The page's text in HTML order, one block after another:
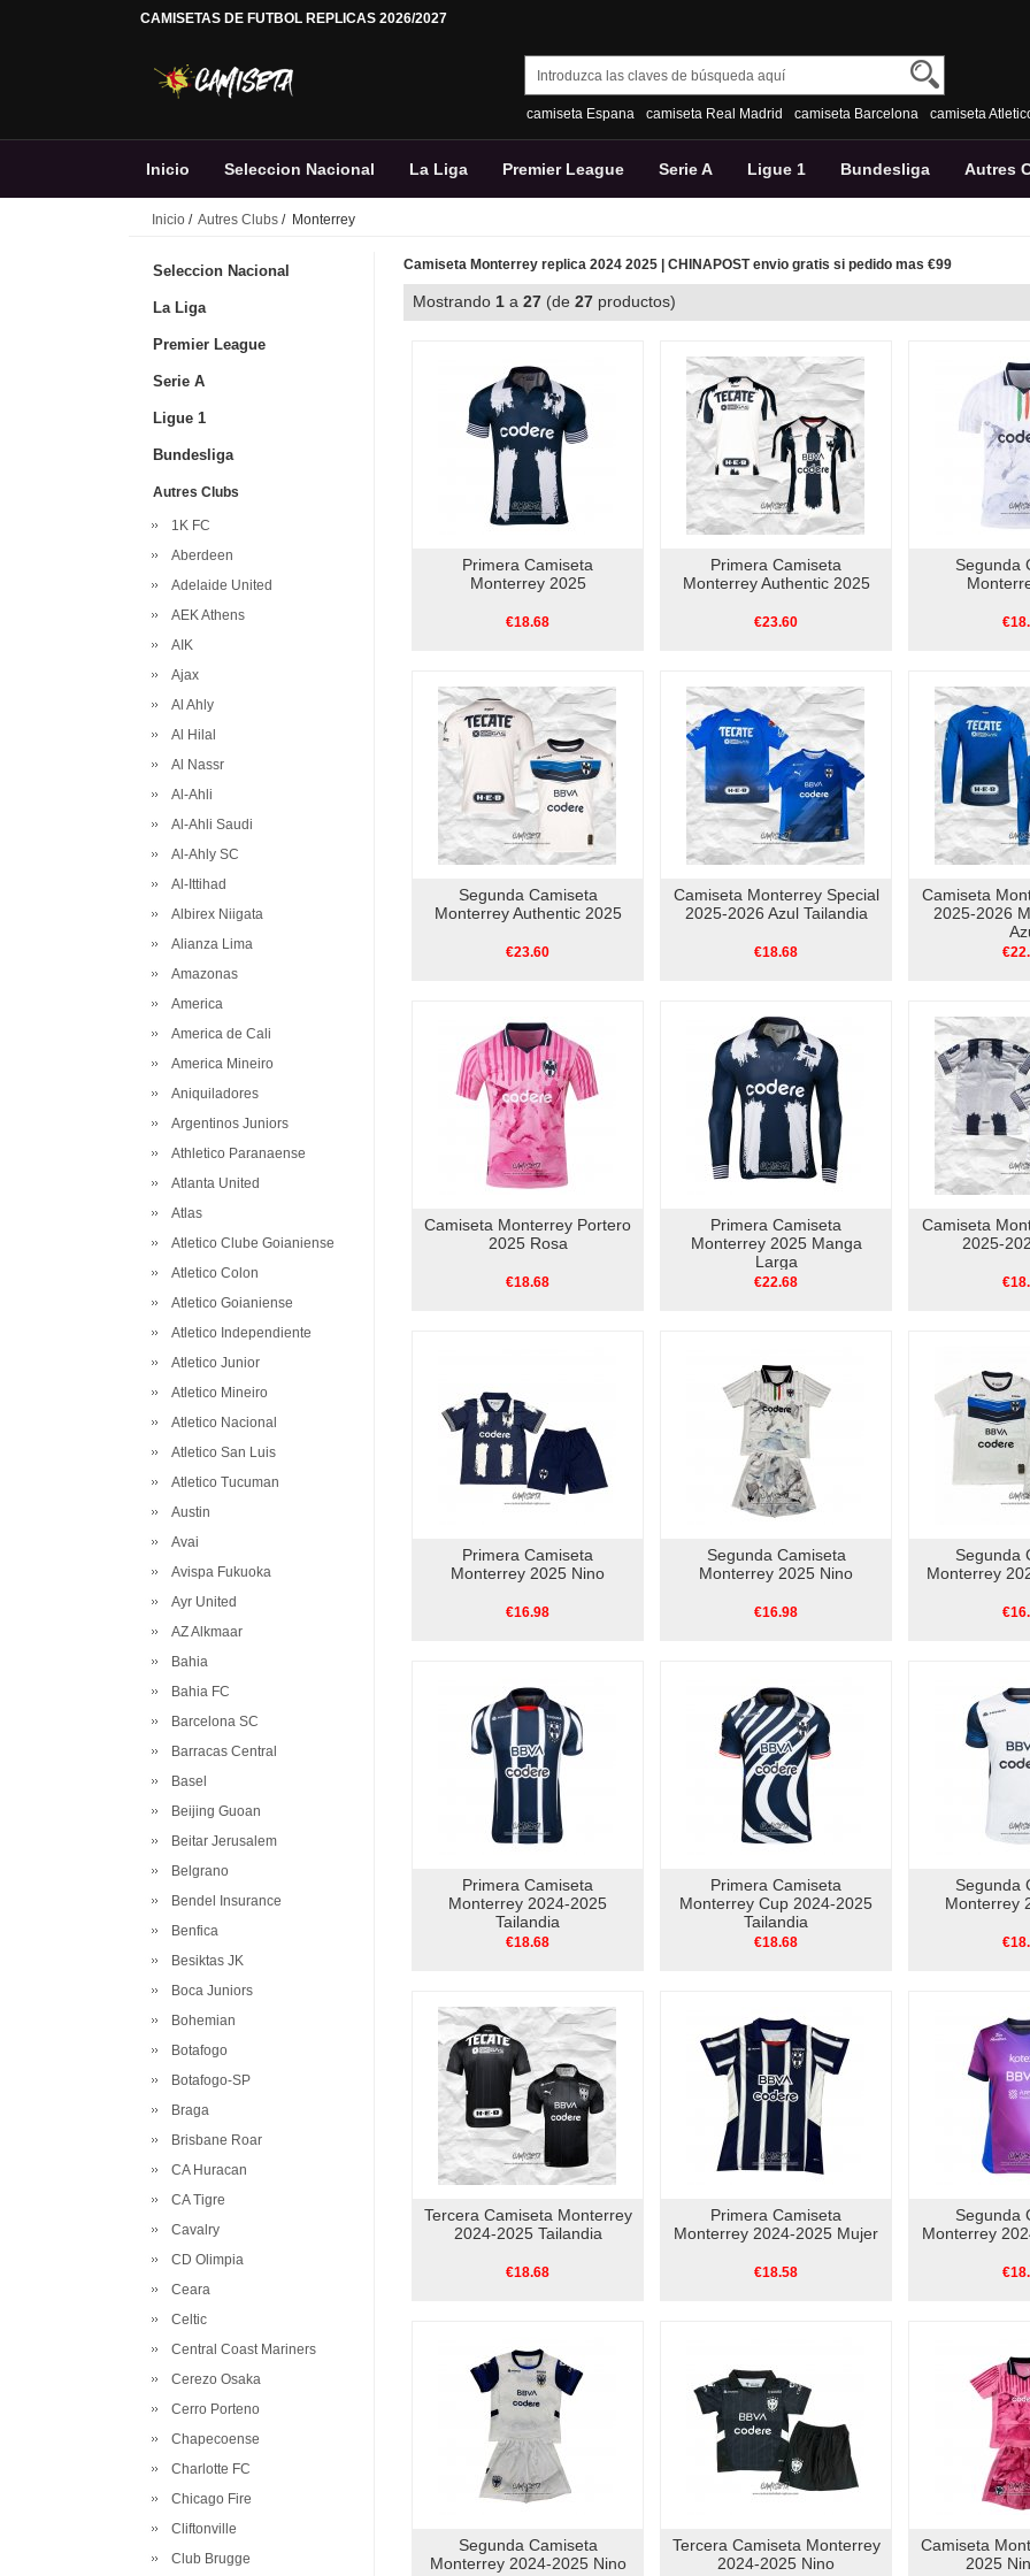
CAMISETAS DE FUTBOL REPLICAS 2026/2027
camiseta Espana camiseta Real Madrid camiseta Barcelona camiseta
Inicio Seleccion Nacional La Liga Premier League Serie A Ligue 1 Bundesliga Autres
Inicio / Autres Clubs / Monterrey
Seleccion Nacional
La Liga
Premier League
Serie A
Ligue 1
Bundesliga
Autres Clubs
1K FC
Aberdeen
Adelaide United
AEK Athens
AIK
Ajax
Al Ahly
Al Hilal
Al Nassr
Al-Ahli
Al-Ahli Saudi
Al-Ahly SC
Al-Ittihad
Albirex Niigata
Alianza Lima
Amazonas
America
America de Cali
America Mineiro
Aniquiladores
Argentinos Juniors
Athletico Paranaense
Atlanta United
Atlas
Atletico Clube Goianiense
Atletico Colon
Atletico Goianiense
Atletico Independiente
Atletico Junior
Atletico Mineiro
Atletico Nacional
Atletico San Luis
Atletico Tucuman
Austin
Avai
Avispa Fukuoka
Ayr United
AZ Alkmaar
Bahia
Bahia FC
Barcelona SC
Barracas Central
Basel
Beijing Guoan
Beitar Jerusalem
Belgrano
Bendel Insurance
Benfica
Besiktas JK
Boca Juniors
Bohemian
Botafogo
Botafogo-SP
Braga
Brisbane Roar
CA Huracan
CA Tigre
Cavalry
CD Olimpia
Ceara
Celtic
Central Coast Mariners
Cerezo Osaka
Cerro Porteno
Chapecoense
Charlotte FC
Chicago Fire
Cliftonville
Club Brugge
Camiseta Monterrey replica 2024 2025 | CHINAPOST envio gratis si pedido mas €99
Mostrando 1 a 27 (de 27 productos)
Primera Camiseta
Monterrey 2025
€18.68
Primera Camiseta
Monterrey Authentic 2025
€23.60
Segunda
Segunda Camiseta
Monterrey Authentic 2025
€23.60
Camiseta Monterrey Special
2025-2026 Azul Tailandia
€18.68
Camiseta
2025-2026
Camiseta Monterrey Portero
2025 Rosa
€18.68
Primera Camiseta
Monterrey 2025 Manga
Larga
€22.68
Camiseta
2025-
Primera Camiseta
Monterrey 2025 Nino
€16.98
Segunda Camiseta
Monterrey 2025 Nino
€16.98
Segunda
Monterrey
Primera Camiseta
Monterrey 2024-2025
Tailandia
€18.68
Primera Camiseta
Monterrey Cup 2024-2025
Tailandia
€18.68
Segunda
Monterrey
Tercera Camiseta Monterrey
2024-2025 Tailandia
€18.68
Primera Camiseta
Monterrey 2024-2025 Mujer
€18.58
Segunda
Monterrey
Segunda Camiseta
Monterrey 2024-2025 Nino
Tercera Camiseta Monterrey
2024-2025 Nino
Camiseta
2025